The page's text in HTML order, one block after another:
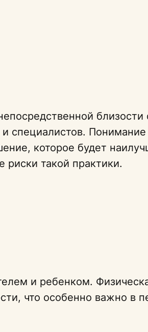
близости
специалистов.
которое будет
такой практики.
и ребенком.
что особенно важно в